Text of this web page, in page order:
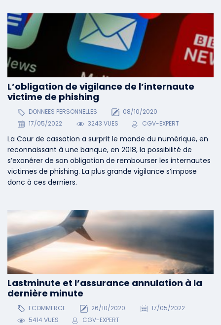
Lastminute et l’assurance annulation à la
dernière minute
ECOMMERCE 26/10/2020
17/05/2022
5414 VUES
CGV-EXPERT
L’obligation de vigilance de l’internaute
victime de phishing
DONNEES PERSONNELLES
08/10/2020
17/05/2022
3243 VUES CGV-EXPERT
La Cour de cassation a surprit le monde du numérique, en
reconnaissant à une banque, en 2018, la possibilité de
s’exonérer de son obligation de rembourser les internautes
victimes de phishing. La plus grande vigilance s’impose
donc à ces derniers.